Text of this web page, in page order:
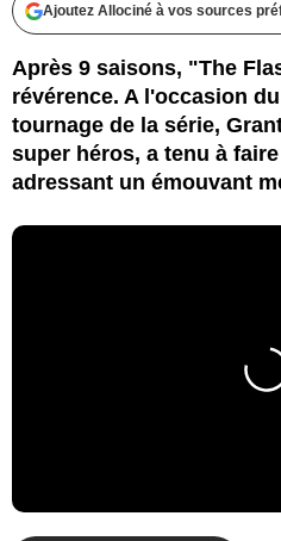
Ajoutez Allociné à vos sources
Après 9 saisons, "The
révérence. A l'occasion
tournage de la série,
super héros, a tenu à
adressant un émouvant